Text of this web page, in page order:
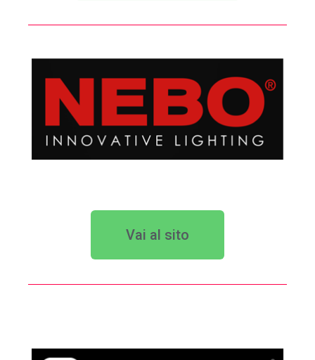
Vai al sito